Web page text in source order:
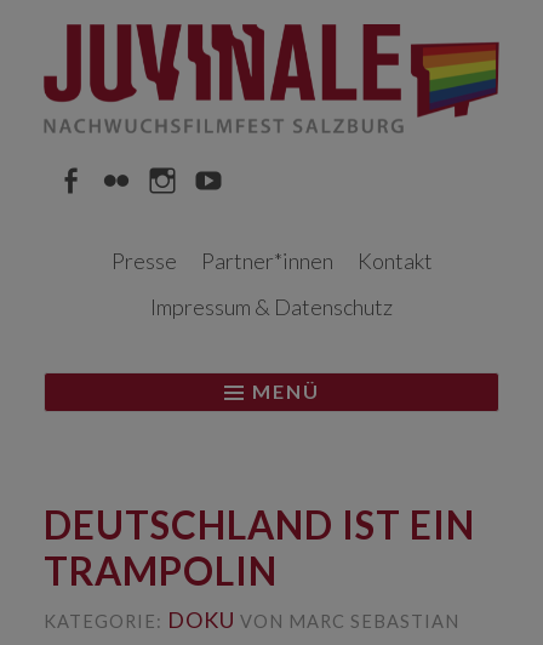
Inhalt
Presse
Partner*innen
Kontakt
Impressum & Datenschutz
MENÜ
DEUTSCHLAND IST EIN
TRAMPOLIN
KATEGORIE: DOKU VON MARC SEBASTIAN